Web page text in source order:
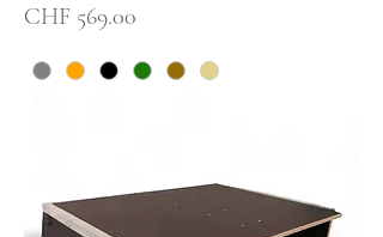
Preis
CHF 569.00